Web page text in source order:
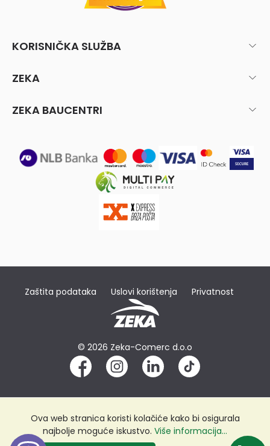
KORISNIČKA SLUŽBA
ZEKA
ZEKA BAUCENTRI
Zaštita podataka Uslovi korištenja Privatnost
© 2026 Zeka-Comerc d.o.o
Ova web stranica koristi kolačiće kako bi osigurala
najbolje moguće iskustvo. Više informacija...